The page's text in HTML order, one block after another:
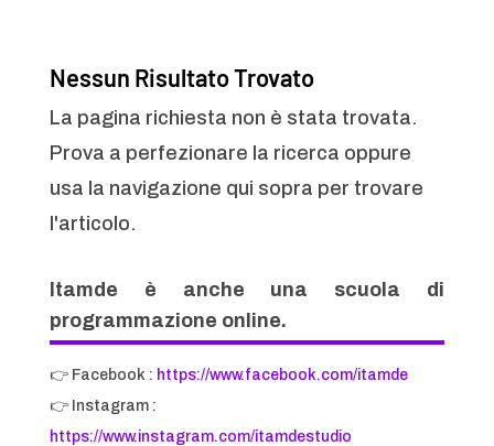
Nessun Risultato Trovato
La pagina richiesta non è stata trovata.
Prova a perfezionare la ricerca oppure
usa la navigazione qui sopra per trovare
l'articolo.
Itamde è anche una scuola di
programmazione online.
👉 Facebook : https://www.facebook.com/itamde
👉 Instagram :
https://www.instagram.com/itamdestudio